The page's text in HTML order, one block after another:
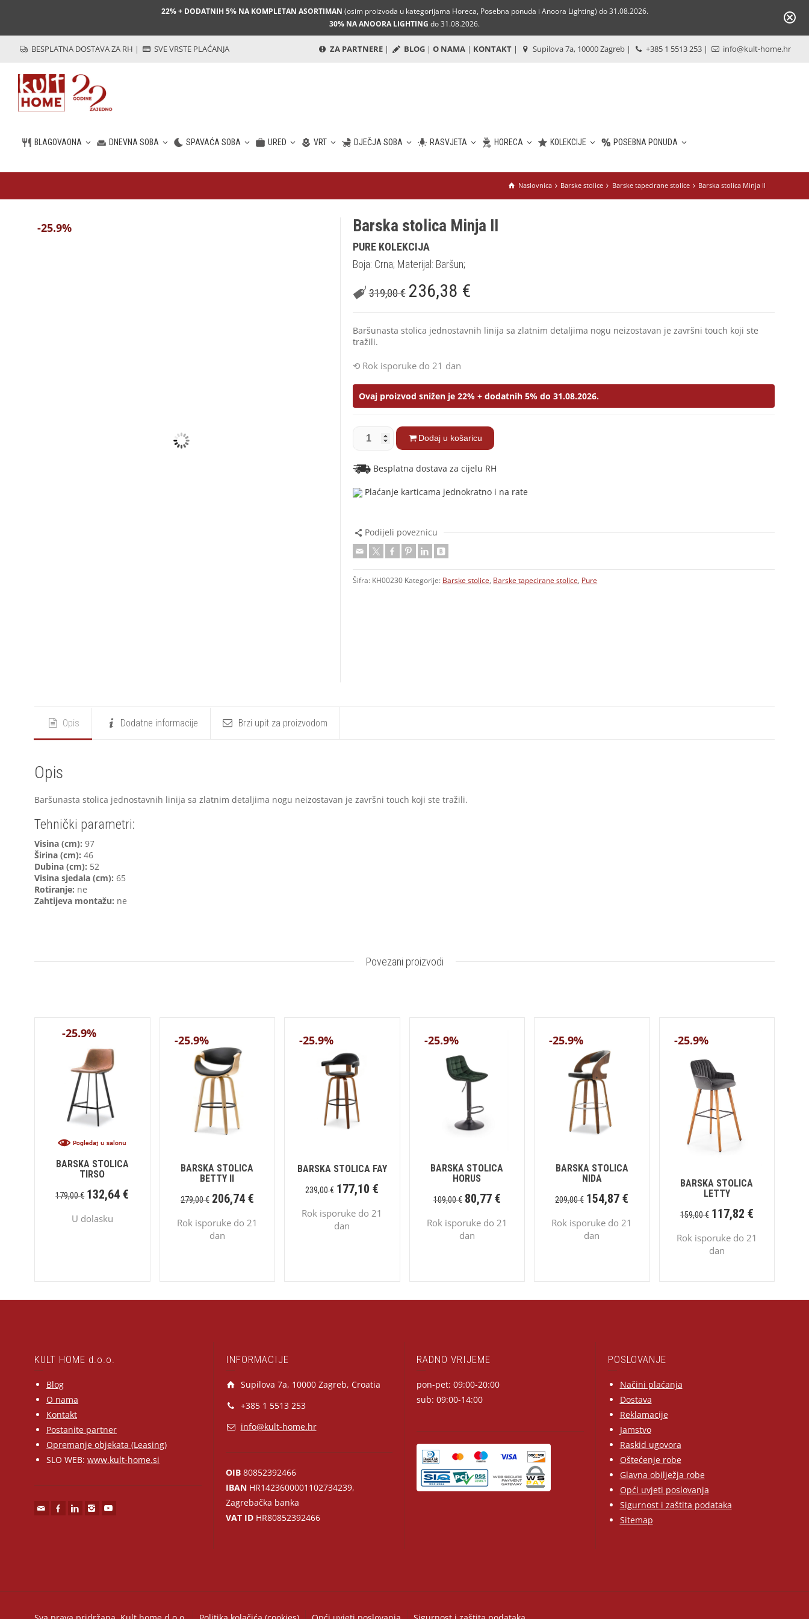
22% + DODATNIH 5% NA KOMPLETAN ASORTIMAN (osim proizvoda u kategorijama Horeca, Posebna ponuda i Anoora Lighting) do 31.08.2026.
30% NA ANOORA LIGHTING do 31.08.2026.
BESPLATNA DOSTAVA ZA RH | SVE VRSTE PLAĆANJA ZA PARTNERE | BLOG | O NAMA | KONTAKT | Supilova 7a, 10000 Zagreb | +385 1 5513 253 | info@kult-home.hr
BLAGOVAONA DNEVNA SOBA SPAVAĆA SOBA URED VRT DJEČJA SOBA RASVJETA HORECA KOLEKCIJE POSEBNA PONUDA
HR
Naslovnica Barske stolice Barske tapecirane stolice Barska stolica Minja II
-25.9% Barska stolica Minja II
PURE KOLEKCIJA
Boja: Crna; Materijal: Baršun;
319,00€ 236,38 €
Baršunasta stolica jednostavnih linija sa zlatnim detaljima nogu neizostavan je završni touch koji ste
tražili.
Rok isporuke do 21 dan
Ovaj proizvod snižen je 22% + dodatnih 5% do 31.08.2026.
Dodaj u košaricu
Besplatna dostava za cijelu RH
Plaćanje karticama jednokratno i na rate
Podijeli poveznicu
Šifra: KH00230 Kategorije: Barske stolice, Barske tapecirane stolice, Pure
Opis Dodatne informacije Brzi upit za proizvodom
Opis
Baršunasta stolica jednostavnih linija sa zlatnim detaljima nogu neizostavan je završni touch koji ste tražili.
Tehnički parametri:
Visina (cm): 97
Širina (cm): 46
Dubina (cm): 52
Visina sjedala (cm): 65
Rotiranje: ne
Zahtijeva montažu: ne
Povezani proizvodi
-25.9%
BARSKA STOLICA
TIRSO
179,00€ 132,64€
U dolasku
-25.9%
BARSKA STOLICA
BETTY II
279,00€ 206,74 €
Rok isporuke do 21
dan
-25.9%
BARSKA STOLICA FAY
239,00€ 177,10€
Rok isporuke do 21
dan
-25.9%
BARSKA STOLICA
HORUS
109,00€ 80,77 €
Rok isporuke do 21
dan
-25.9%
BARSKA STOLICA
NIDA
209,00€ 154,87€
Rok isporuke do 21
dan
-25.9%
BARSKA STOLICA
LETTY
159,00€ 117,82 €
Rok isporuke do 21
dan
KULT HOME d.o.o.
Blog
O nama
Kontakt
Postanite partner
Opremanje objekata (Leasing)
SLO WEB: www.kult-home.si
INFORMACIJE
Supilova 7a, 10000 Zagreb, Croatia
+385 1 5513 253
info@kult-home.hr
OIB80852392466
IBANHR1423600001102734239,
Zagrebačka banka
VAT IDHR80852392466
RADNO VRIJEME
pon-pet: 09:00-20:00
sub: 09:00-14:00
POSLOVANJE
Načini plaćanja
Dostava
Reklamacije
Jamstvo
Raskid ugovora
Oštećenje robe
Glavna obilježja robe
Opći uvjeti poslovanja
Sigurnost i zaštita podataka
Sitemap